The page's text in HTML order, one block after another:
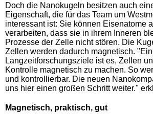
Doch die Nanokugeln besitzen auch
Eigenschaft, die für das Team um
interessant ist: Sie können Eisenatome
verarbeiten, dass sie in ihrem Inneren
Prozesse der Zelle nicht stören. Die
Zellen werden dadurch magnetisch.
Langzeitforschungsziele ist es, Zellen
Kontrolle magnetisch zu machen. So
und kontrollierbar. Die neuen
uns hier einen großen Schritt weiter."
Magnetisch, praktisch, gut